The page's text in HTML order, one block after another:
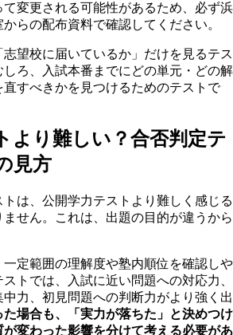
変更される可能性があるため、必ず浜
らの配布資料で確認してください。
望校に届いているか」だけを見るテス
しろ、入試本番までにどの単元・どの解
すべきかを見つけるためのテストで
より難しい？合否判定テ
見方
は、公開学力テストより難しく感じる
せん。これは、出題の目的が違うから
定範囲の理解度や塾内順位を確認しや
トでは、入試に近い問題への対応力、
力、初見問題への判断力がより強く出
場合も、「実力が落ちた」と決めつけ
変わった影響を分けて考える必要があ